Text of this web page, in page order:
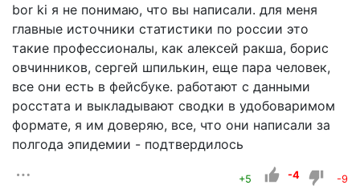
bor ki я не понимаю, что вы написали. для меня
главные источники статистики по россии это
такие профессионалы, как алексей ракша, борис
овчинников, сергей шпилькин, еще пара человек,
все они есть в фейсбуке. работают с данными
росстата и выкладывают сводки в удобоваримом
формате, я им доверяю, все, что они написали за
полгода эпидемии - подтвердилось
+5 -4 -9